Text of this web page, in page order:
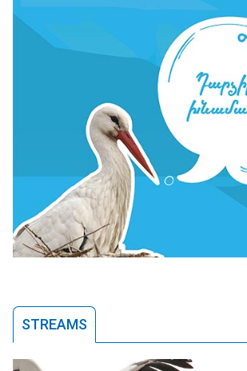
STREAMS